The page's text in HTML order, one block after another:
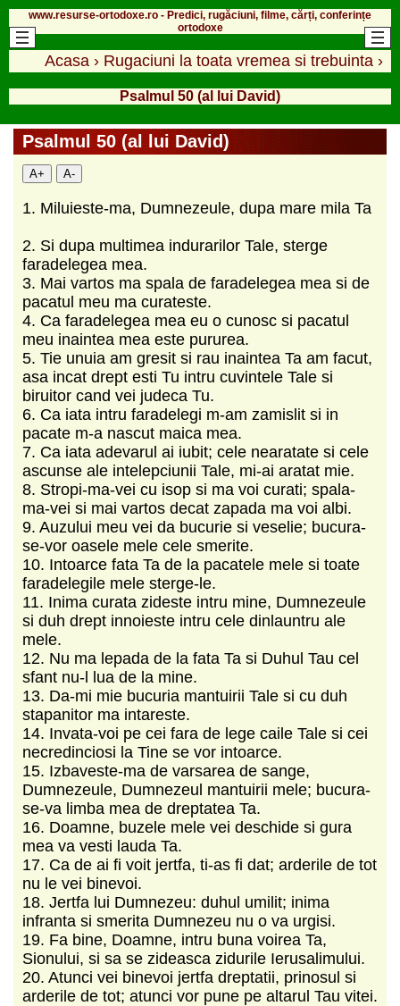
www.resurse-ortodoxe.ro - Predici, rugăciuni, filme, cărți, conferințe
ortodoxe
Acasa › Rugaciuni la toata vremea si trebuinta ›
Psalmul 50 (al lui David)
Psalmul 50 (al lui David)
A+ A-
1. Miluieste-ma, Dumnezeule, dupa mare mila Ta
2. Si dupa multimea indurarilor Tale, sterge
faradelegea mea.
3. Mai vartos ma spala de faradelegea mea si de
pacatul meu ma curateste.
4. Ca faradelegea mea eu o cunosc si pacatul
meu inaintea mea este pururea.
5. Tie unuia am gresit si rau inaintea Ta am facut,
asa incat drept esti Tu intru cuvintele Tale si
biruitor cand vei judeca Tu.
6. Ca iata intru faradelegi m-am zamislit si in
pacate m-a nascut maica mea.
7. Ca iata adevarul ai iubit; cele nearatate si cele
ascunse ale intelepciunii Tale, mi-ai aratat mie.
8. Stropi-ma-vei cu isop si ma voi curati; spala-
ma-vei si mai vartos decat zapada ma voi albi.
9. Auzului meu vei da bucurie si veselie; bucura-
se-vor oasele mele cele smerite.
10. Intoarce fata Ta de la pacatele mele si toate
faradelegile mele sterge-le.
11. Inima curata zideste intru mine, Dumnezeule
si duh drept innoieste intru cele dinlauntru ale
mele.
12. Nu ma lepada de la fata Ta si Duhul Tau cel
sfant nu-l lua de la mine.
13. Da-mi mie bucuria mantuirii Tale si cu duh
stapanitor ma intareste.
14. Invata-voi pe cei fara de lege caile Tale si cei
necredinciosi la Tine se vor intoarce.
15. Izbaveste-ma de varsarea de sange,
Dumnezeule, Dumnezeul mantuirii mele; bucura-
se-va limba mea de dreptatea Ta.
16. Doamne, buzele mele vei deschide si gura
mea va vesti lauda Ta.
17. Ca de ai fi voit jertfa, ti-as fi dat; arderile de tot
nu le vei binevoi.
18. Jertfa lui Dumnezeu: duhul umilit; inima
infranta si smerita Dumnezeu nu o va urgisi.
19. Fa bine, Doamne, intru buna voirea Ta,
Sionului, si sa se zideasca zidurile Ierusalimului.
20. Atunci vei binevoi jertfa dreptatii, prinosul si
arderile de tot; atunci vor pune pe altarul Tau vitei.